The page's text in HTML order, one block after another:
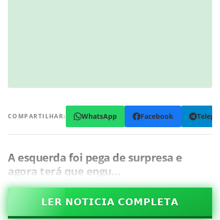
COMPARTILHAR: WhatsApp Facebook
A esquerda foi pega de surpresa e
agora terá que engu…
𝗟𝗘𝗥 𝗡𝗢𝗧𝗜𝗖𝗜𝗔 𝗖𝗢𝗠𝗣𝗟𝗘𝗧𝗔